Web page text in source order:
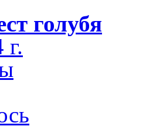
голубя
г.